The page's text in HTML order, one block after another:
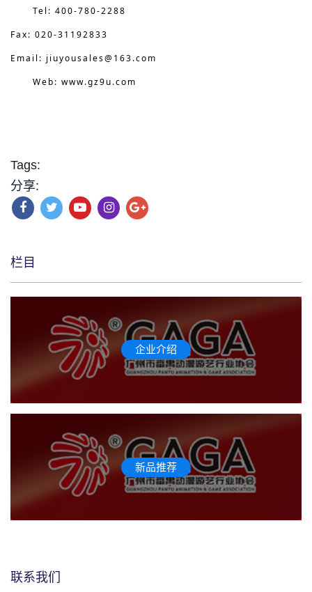
Tel: 400-780-2288
Fax: 020-31192833
Email: jiuyousales@163.com
Web: www.gz9u.com
Tags:
分享:
栏目
企业介绍
新品推荐
联系我们